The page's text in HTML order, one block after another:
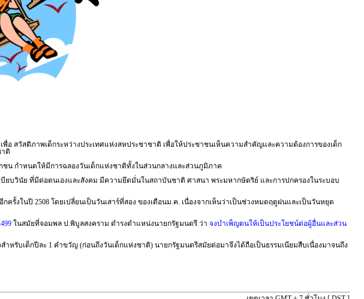
สวัสดิภาพเด็กระหว่างประเทศแห่งสหประชาชาติ เพื่อให้ประชาชนเห็นความสำคัญและความต้องการของเด็ก
ติ
น กำหนดให้มีการฉลองวันเด็กแห่งชาติทั้งในส่วนกลางและส่วนภูมิภาค
ยบวินัย ที่มีต่อตนเองและสังคม มีความยึดมั่นในสถาบันชาติ ศาสนา พระมหากษัตริย์ และการปกครองในระบอบ
งในปี 2508 โดยเปลี่ยนเป็นวันเสาร์ที่สอง ของเดือนม.ค. เนื่องจากเห็นว่าเป็นช่วงหมดฤดูฝนและเป็นวันหยุด
ในสมัยที่จอมพล ป.พิบูลสงคราม ดำรงตำแหน่งนายกรัฐมนตรี ว่า จงบำเพ็ญตนให้เป็นประโยชน์ต่อผู้อื่นและส่วน
บเด็กปีละ 1 คำขวัญ (ก่อนถึงวันเด็กแห่งชาติ) นายกรัฐมนตรีสมัยต่อมาจึงได้ถือเป็นธรรมเนียมสืบเนื่องมาจนถึง